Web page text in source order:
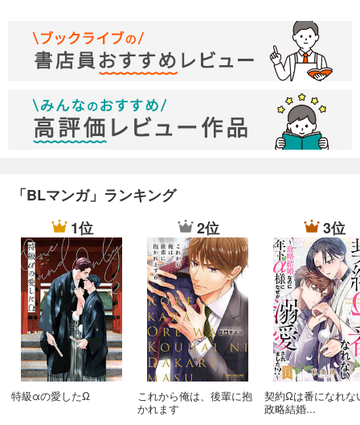
「BLマンガ」ランキング
1位
特級αの愛したΩ
2位
これから俺は、後輩に抱
かれます
3位
契約Ωは番になれな
政略結婚...